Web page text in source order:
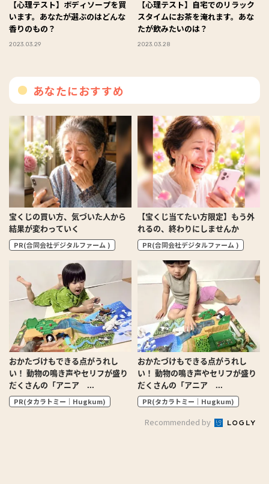
【心理テスト】ボディソープを買
います。あなたが選ぶのはどんな
香りのもの？
2023.03.29
【心理テスト】自宅でのリラック
スタイムにお茶を淹れます。あな
たが飲みたいのは？
2023.03.28
あなたにおすすめ
宝くじの買い方、気づいた人から
結果が変わっていく
PR(合同会社デジタルファーム )
【宝くじ当てたい方限定】もう外
れるの、終わりにしませんか
PR(合同会社デジタルファーム )
おかたづけもできる点がうれし
い！ 動物の鳴き声やセリフが盛り
だくさんの「アニア ...
PR(タカラトミー｜Hugkum)
おかたづけもできる点がうれし
い！ 動物の鳴き声やセリフが盛り
だくさんの「アニア ...
PR(タカラトミー｜Hugkum)
Recommended by